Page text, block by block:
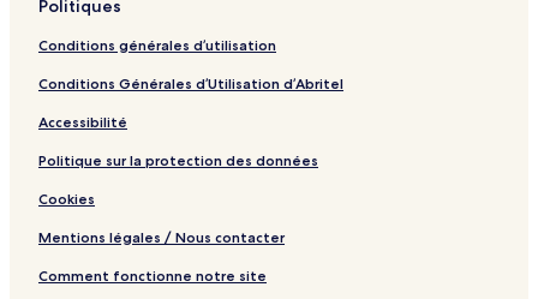
t
q
u
e
F
a
u
e
s
Politiques
Conditions générales d’utilisation
Conditions Générales d’Utilisation d’Abritel
Accessibilité
Politique sur la protection des données
Cookies
Mentions légales / Nous contacter
Comment fonctionne notre site